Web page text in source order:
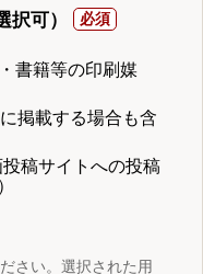
可）
書籍等の印刷媒
掲載する場合も含
稿サイトへの投稿
さい。選択された用